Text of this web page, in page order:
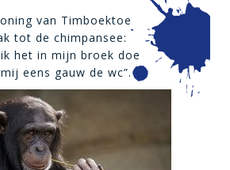
van Timboektoe
tot de chimpansee:
het in mijn broek doe
eens gauw de wc”.